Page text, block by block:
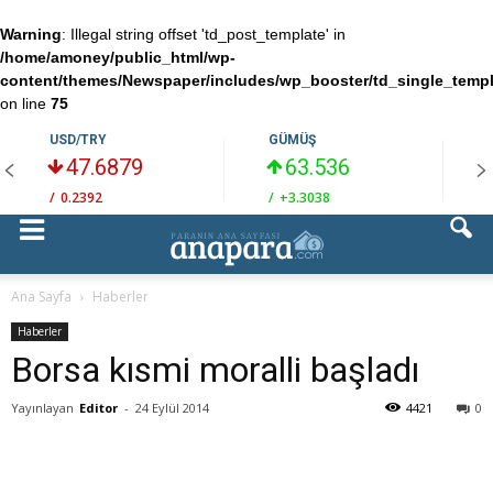
Warning: Illegal string offset 'td_post_template' in
/home/amoney/public_html/wp-
content/themes/Newspaper/includes/wp_booster/
on line 75
USD/TRY
47.6879
/ 0.2392
GÜMÜŞ
63.536
/ +3.3038
Ana Sayfa Haberler
Haberler
Borsa kısmi moralli başladı
Yayınlayan Editor - 24 Eylül 2014 0
4421